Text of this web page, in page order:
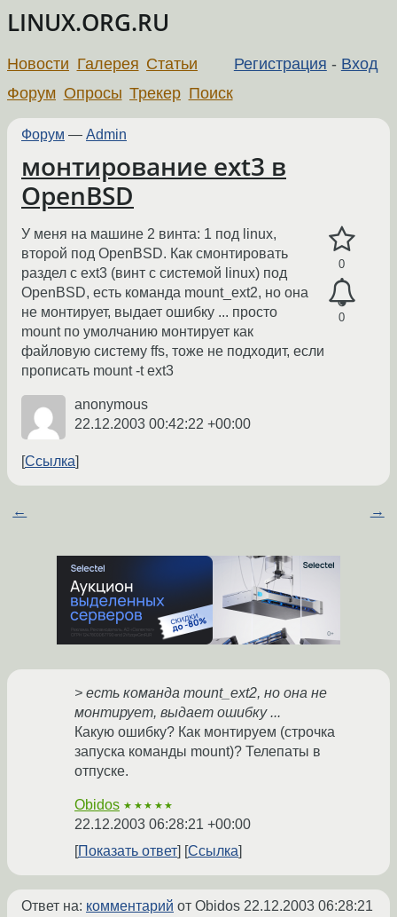
LINUX.ORG.RU
Регистрация - Вход
Новости Галерея Статьи
Форум Опросы Трекер Поиск
Форум — Admin
монтирование ext3 в
OpenBSD
0
0
У меня на машине 2 винта: 1 под linux,
второй под OpenBSD. Как смонтировать
раздел с ext3 (винт с системой linux) под
OpenBSD, есть команда mount_ext2, но она
не монтирует, выдает ошибку ... просто
mount по умолчанию монтирует как
файловую систему ffs, тоже не подходит, если
прописать mount -t ext3
anonymous
22.12.2003 00:42:22 +00:00
Ссылка
← →
> есть команда mount_ext2, но она не
монтирует, выдает ошибку ...
Какую ошибку? Как монтируем (строчка
запуска команды mount)? Телепаты в
отпуске.
Obidos ★★★★★
22.12.2003 06:28:21 +00:00
Показать ответ
Ссылка
Ответ на: комментарий от Obidos 22.12.2003 06:28:21